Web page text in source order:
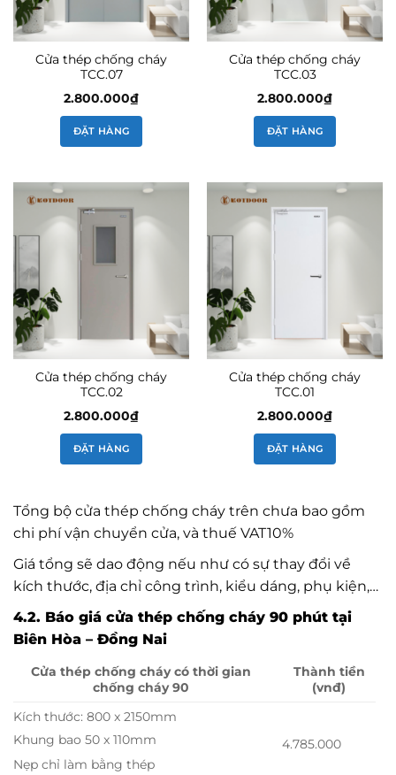
Cửa thép chống cháy
TCC.07
2.800.000₫
ĐẶT HÀNG
Cửa thép chống cháy
TCC.03
2.800.000₫
ĐẶT HÀNG
Cửa thép chống cháy
TCC.02
2.800.000₫
ĐẶT HÀNG
Cửa thép chống cháy
TCC.01
2.800.000₫
ĐẶT HÀNG
Tổng bộ cửa thép chống cháy trên chưa bao gồm
chi phí vận chuyển cửa, và thuế VAT10%
Giá tổng sẽ dao động nếu như có sự thay đổi về
kích thước, địa chỉ công trình, kiểu dáng, phụ kiện,…
4.2. Báo giá cửa thép chống cháy 90 phút tại
Biên Hòa – Đồng Nai
Cửa thép chống cháy có thời gian
chống cháy 90
Thành tiền
(vnđ)
Kích thước: 800 x 2150mm
Khung bao 50 x 110mm
Nẹp chỉ làm bằng thép
4.785.000